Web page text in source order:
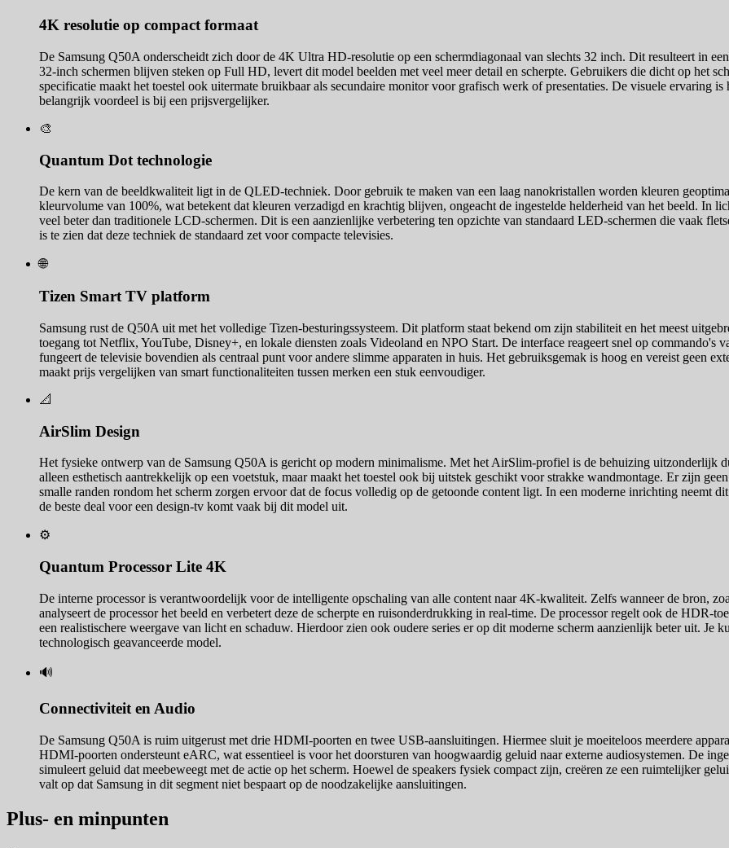
4K resolutie op compact formaat
De Samsung Q50A onderscheidt zich door de 4K Ultra HD-resolutie op een schermdiagonaal van slechts 32 inch. Dit resulteert in
32-inch schermen blijven steken op Full HD, levert dit model beelden met veel meer detail en scherpte. Gebruikers die dicht op het
specificatie maakt het toestel ook uitermate bruikbaar als secundaire monitor voor grafisch werk of presentaties. De visuele ervaring
belangrijk voordeel is bij een prijsvergelijker.
🎨
Quantum Dot technologie
De kern van de beeldkwaliteit ligt in de QLED-techniek. Door gebruik te maken van een laag nanokristallen worden kleuren
kleurvolume van 100%, wat betekent dat kleuren verzadigd en krachtig blijven, ongeacht de ingestelde helderheid van het beeld. In
veel beter dan traditionele LCD-schermen. Dit is een aanzienlijke verbetering ten opzichte van standaard LED-schermen die vaak
is te zien dat deze techniek de standaard zet voor compacte televisies.
🌐
Tizen Smart TV platform
Samsung rust de Q50A uit met het volledige Tizen-besturingssysteem. Dit platform staat bekend om zijn stabiliteit en het meest
toegang tot Netflix, YouTube, Disney+, en lokale diensten zoals Videoland en NPO Start. De interface reageert snel op commando's
fungeert de televisie bovendien als centraal punt voor andere slimme apparaten in huis. Het gebruiksgemak is hoog en vereist geen
maakt prijs vergelijken van smart functionaliteiten tussen merken een stuk eenvoudiger.
📐
AirSlim Design
Het fysieke ontwerp van de Samsung Q50A is gericht op modern minimalisme. Met het AirSlim-profiel is de behuizing uitzonderlijk
alleen esthetisch aantrekkelijk op een voetstuk, maar maakt het toestel ook bij uitstek geschikt voor strakke wandmontage. Er zijn
smalle randen rondom het scherm zorgen ervoor dat de focus volledig op de getoonde content ligt. In een moderne inrichting neemt
de beste deal voor een design-tv komt vaak bij dit model uit.
⚙️
Quantum Processor Lite 4K
De interne processor is verantwoordelijk voor de intelligente opschaling van alle content naar 4K-kwaliteit. Zelfs wanneer de bron,
analyseert de processor het beeld en verbetert deze de scherpte en ruisonderdrukking in real-time. De processor regelt ook de
een realistischere weergave van licht en schaduw. Hierdoor zien ook oudere series er op dit moderne scherm aanzienlijk beter uit.
technologisch geavanceerde model.
🔊
Connectiviteit en Audio
De Samsung Q50A is ruim uitgerust met drie HDMI-poorten en twee USB-aansluitingen. Hiermee sluit je moeiteloos meerdere
HDMI-poorten ondersteunt eARC, wat essentieel is voor het doorsturen van hoogwaardig geluid naar externe audiosystemen. De
simuleert geluid dat meebeweegt met de actie op het scherm. Hoewel de speakers fysiek compact zijn, creëren ze een ruimtelijker
valt op dat Samsung in dit segment niet bespaart op de noodzakelijke aansluitingen.
Plus- en minpunten